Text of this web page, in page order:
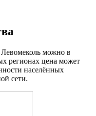
можно в
регионах цена может
населённых
сети.